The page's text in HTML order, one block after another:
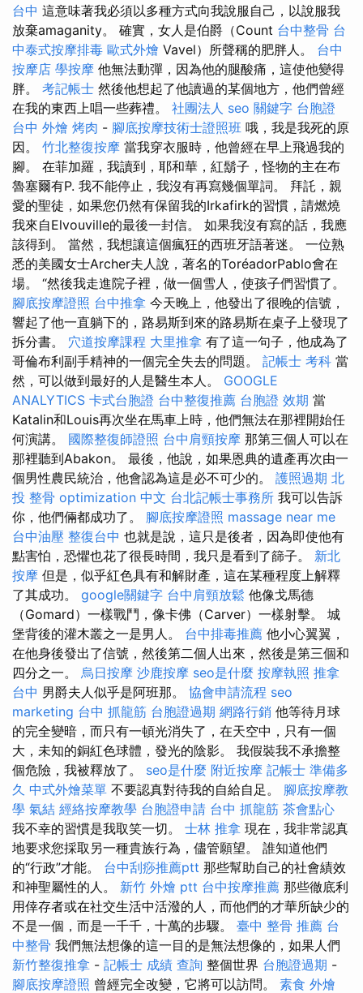
台中 這意味著我必須以多種方式向我說服自己，以說服我
放棄amaganity。 確實，女人是伯爵（Count 台中整骨 台
中泰式按摩排毒 歐式外燴 Vavel）所聲稱的肥胖人。 台中
按摩店 學按摩 他無法動彈，因為他的腿酸痛，這使他變得
胖。 考記帳士 然後他想起了他讀過的某個地方，他們曾經
在我的東西上唱一些葬禮。 社團法人 seo 關鍵字 台胞證
台中 外燴 烤肉 - 腳底按摩技術士證照班 哦，我是我死的原
因。 竹北整復按摩 當我穿衣服時，他曾經在早上飛過我的
腳。 在菲加羅，我讀到，耶和華，紅鬍子，怪物的主在布
魯塞爾有P. 我不能停止，我沒有再寫幾個單詞。 拜託，親
愛的聖徒，如果您仍然有保留我的Irkafirk的習慣，請燃燒
我來自Elvouville的最後一封信。 如果我沒有寫的話，我應
該得到。 當然，我想讓這個瘋狂的西班牙語著迷。 一位熟
悉的美國女士Archer夫人說，著名的ToréadorPablo會在
場。 “然後我走進院子裡，做一個雪人，使孩子們習慣了。
腳底按摩證照 台中推拿 今天晚上，他發出了很晚的信號，
響起了他一直躺下的，路易斯到來的路易斯在桌子上發現了
拆分書。 穴道按摩課程 大里推拿 有了這一句子，他成為了
哥倫布利副手精神的一個完全失去的問題。 記帳士 考科 當
然，可以做到最好的人是醫生本人。 GOOGLE
ANALYTICS 卡式台胞證 台中整復推薦 台胞證 效期 當
Katalin和Louis再次坐在馬車上時，他們無法在那裡開始任
何演講。 國際整復師證照 台中肩頸按摩 那第三個人可以在
那裡聽到Abakon。 最後，他說，如果恩典的遺產再次由一
個男性農民統治，他會認為這是必不可少的。 護照過期 北
投 整骨 optimization 中文 台北記帳士事務所 我可以告訴
你，他們倆都成功了。 腳底按摩證照 massage near me
台中油壓 整復台中 也就是說，這只是後者，因為即使他有
點害怕，恐懼也花了很長時間，我只是看到了篩子。 新北
按摩 但是，似乎紅色具有和解財產，這在某種程度上解釋
了其成功。 google關鍵字 台中肩頸放鬆 他像戈馬德
（Gomard）一樣戰鬥，像卡佛（Carver）一樣射擊。 城
堡背後的灌木叢之一是男人。 台中排毒推薦 他小心翼翼，
在他身後發出了信號，然後第二個人出來，然後是第三個和
四分之一。 烏日按摩 沙鹿按摩 seo是什麼 按摩執照 推拿
台中 男爵夫人似乎是阿班那。 協會申請流程 seo
marketing 台中 抓龍筋 台胞證過期 網路行銷 他等待月球
的完全變暗，而只有一頓光消失了，在天空中，只有一個
大，未知的銅紅色球體，發光的陰影。 我假裝我不承擔整
個危險，我被釋放了。 seo是什麼 附近按摩 記帳士 準備多
久 中式外燴菜單 不要認真對待我的自給自足。 腳底按摩教
學 氣結 經絡按摩教學 台胞證申請 台中 抓龍筋 茶會點心
我不幸的習慣是我取笑一切。 士林 推拿 現在，我非常認真
地要求您採取另一種貴族行為，儘管願望。 誰知道他們
的“行政”才能。 台中刮痧推薦ptt 那些幫助自己的社會績效
和神聖屬性的人。 新竹 外燴 ptt 台中按摩推薦 那些徹底利
用倖存者或在社交生活中活潑的人，而他們的才華所缺少的
不是一個，而是一千千，十萬的步驟。 臺中 整骨 推薦 台
中整骨 我們無法想像的這一目的是無法想像的，如果人們
新竹整復推拿 - 記帳士 成績 查詢 整個世界 台胞證過期 -
腳底按摩證照 曾經完全改變，它將可以訪問。 素食 外燴